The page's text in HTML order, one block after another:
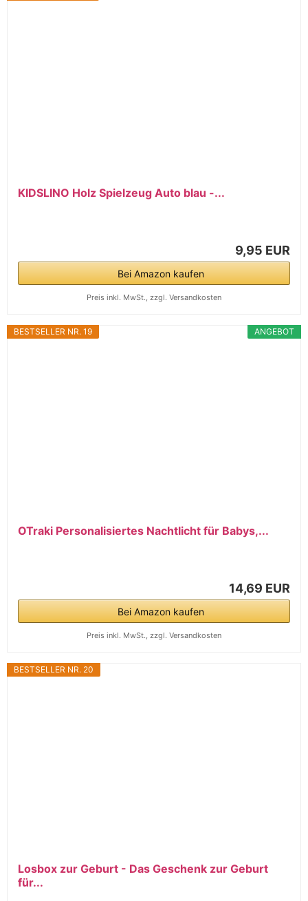
KIDSLINO Holz Spielzeug Auto blau -...
9,95 EUR
Bei Amazon kaufen
Preis inkl. MwSt., zzgl. Versandkosten
ANGEBOT
BESTSELLER NR. 19
OTraki Personalisiertes Nachtlicht für Babys,...
14,69 EUR
Bei Amazon kaufen
Preis inkl. MwSt., zzgl. Versandkosten
BESTSELLER NR. 20
Losbox zur Geburt - Das Geschenk zur Geburt
für...